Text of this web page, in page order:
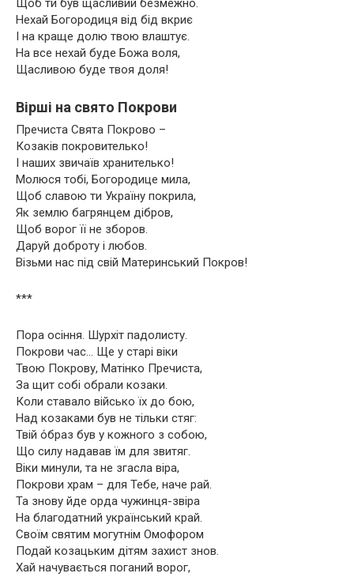
Щоб ти був щасливий безмежно.
Нехай Богородиця від бід вкриє
І на краще долю твою влаштує.
На все нехай буде Божа воля,
Щасливою буде твоя доля!
Вірші на свято Покрови
Пречиста Свята Покрово –
Козаків покровителько!
І наших звичаїв хранителько!
Молюся тобі, Богородице мила,
Щоб славою ти Україну покрила,
Як землю багрянцем дібров,
Щоб ворог її не зборов.
Даруй доброту і любов.
Візьми нас під свій Материнський Покров!
***
Пора осіння. Шурхіт падолисту.
Покрови час… Ще у старі віки
Твою Покрову, Матінко Пречиста,
За щит собі обрали козаки.
Коли ставало військо їх до бою,
Над козаками був не тільки стяг:
Твій о́браз був у кожного з собою,
Що силу надавав їм для звитяг.
Віки минули, та не згасла віра,
Покрови храм – для Тебе, наче рай.
Та знову йде орда чужинця-звіра
На благодатний український край.
Своїм святим могутнім Омофором
Подай козацьким дітям захист знов.
Хай начувається поганий ворог,